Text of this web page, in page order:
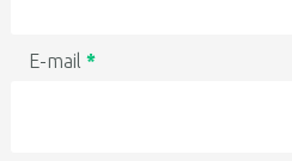
E-mail *